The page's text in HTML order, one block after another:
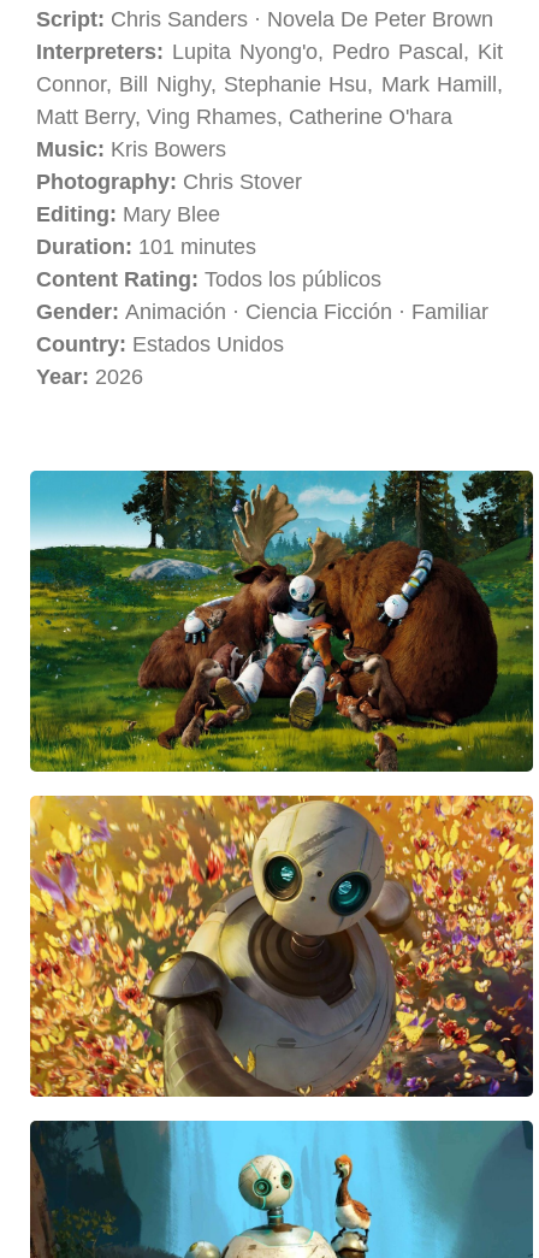
Script: Chris Sanders · Novela De Peter Brown
Interpreters: Lupita Nyong'o, Pedro Pascal, Kit
Connor, Bill Nighy, Stephanie Hsu, Mark Hamill,
Matt Berry, Ving Rhames, Catherine O'hara
Music: Kris Bowers
Photography: Chris Stover
Editing: Mary Blee
Duration: 101 minutes
Content Rating: Todos los públicos
Gender: Animación · Ciencia Ficción · Familiar
Country: Estados Unidos
Year: 2026